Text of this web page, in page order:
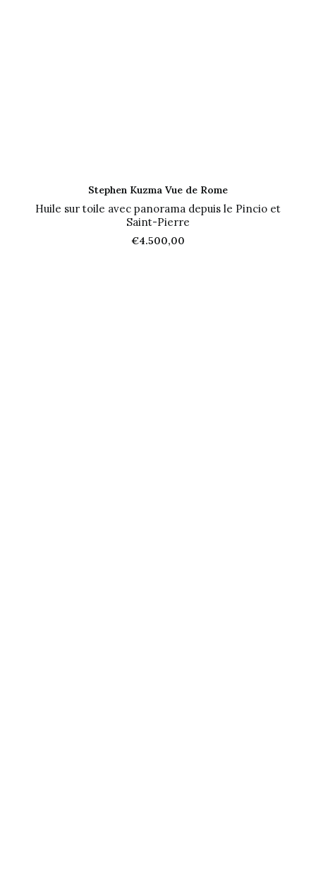
AJOUTER AU PANIER
Stephen Kuzma Vue de Rome
Huile sur toile avec panorama depuis le Pincio et
Saint-Pierre
€4.500,00